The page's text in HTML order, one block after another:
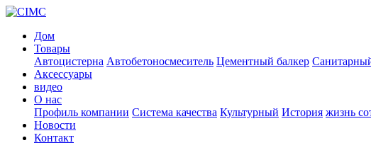
Дом
Товары
Автоцистерна Автобетоносмеситель Цементный балкер
Аксессуары
видео
О нас
Профиль компании Система качества Культурный История жизнь
Новости
Контакт